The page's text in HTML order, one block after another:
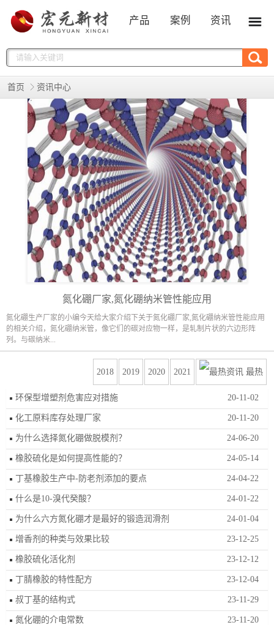
产品 案例 资讯
首页 资讯中心
氮化硼厂家,氮化硼纳米管性能应用
氮化硼生产厂家的小编今天给大家介绍下关于氮化硼厂家,氮化硼纳米管性能应用
的相关介绍，氮化硼纳米管，像它们的碳对应物一样，是轧制片状的六边形阵
列。与碳纳米...
2018 2019 2020 2021 最热
环保型增塑剂危害应对措施 20-11-02
化工原料库存处理厂家 20-11-20
为什么选择氮化硼做脱模剂？ 24-06-20
橡胶硫化是如何提高性能的？ 24-05-14
丁基橡胶生产中-防老剂添加的要点 24-04-22
什么是10-溴代癸酸？ 24-01-22
为什么六方氮化硼才是最好的锻造润滑剂 24-01-04
增香剂的种类与效果比较 23-12-25
橡胶硫化活化剂 23-12-12
丁腈橡胶的特性配方 23-12-04
叔丁基的结构式 23-11-29
氮化硼的介电常数 23-11-20